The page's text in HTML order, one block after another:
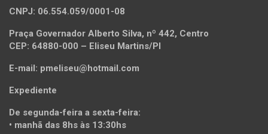
CNPJ: 06.554.059/0001-08
Praça Governador Alberto Silva, nº 442, Centro
CEP: 64880-000 – Eliseu Martins/PI
E-mail: pmeliseu@hotmail.com
Expediente
De segunda-feira a sexta-feira:
• manhã das 8hs às 13:30hs